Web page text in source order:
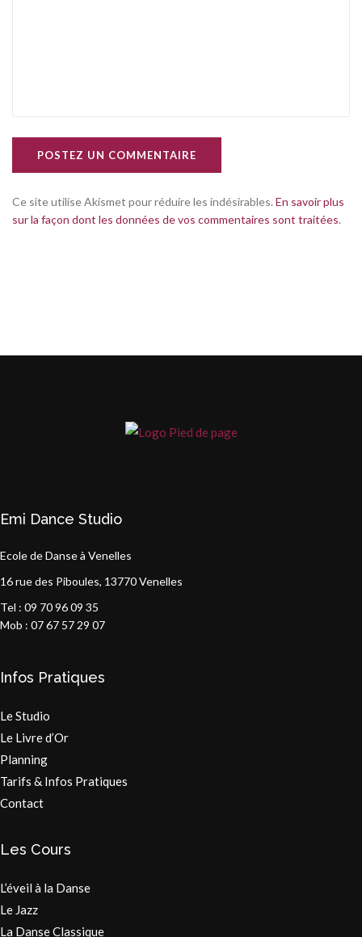
POSTEZ UN COMMENTAIRE
Ce site utilise Akismet pour réduire les indésirables. En savoir plus
sur la façon dont les données de vos commentaires sont traitées.
Emi Dance Studio
Ecole de Danse à Venelles
16 rue des Piboules, 13770 Venelles
Tel : 09 70 96 09 35
Mob : 07 67 57 29 07
Infos Pratiques
Le Studio
Le Livre d’Or
Planning
Tarifs & Infos Pratiques
Contact
Les Cours
L’éveil à la Danse
Le Jazz
La Danse Classique